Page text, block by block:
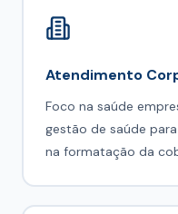
Atendimento
Foco na saúde
gestão de saúde
na formatação da